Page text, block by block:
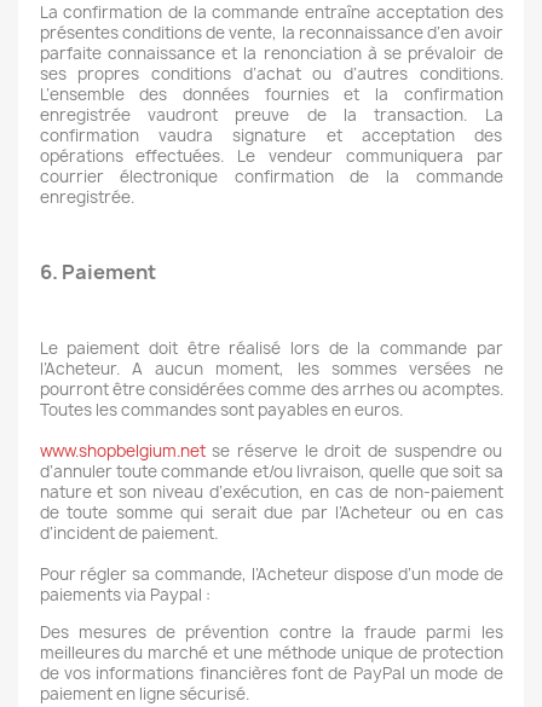
La confirmation de la commande entraîne acceptation des
présentes conditions de vente, la reconnaissance d’en avoir
parfaite connaissance et la renonciation à se prévaloir de
ses propres conditions d’achat ou d’autres conditions.
L’ensemble des données fournies et la confirmation
enregistrée vaudront preuve de la transaction. La
confirmation vaudra signature et acceptation des
opérations effectuées. Le vendeur communiquera par
courrier électronique confirmation de la commande
enregistrée.
6. Paiement
Le paiement doit être réalisé lors de la commande par
l’Acheteur. A aucun moment, les sommes versées ne
pourront être considérées comme des arrhes ou acomptes.
Toutes les commandes sont payables en euros.
www.shopbelgium.netse réserve le droit de suspendre ou
d’annuler toute commande et/ou livraison, quelle que soit sa
nature et son niveau d’exécution, en cas de non-paiement
de toute somme qui serait due par l’Acheteur ou en cas
d’incident de paiement.
Pour régler sa commande, l’Acheteur dispose d’un mode de
paiements via Paypal :
Des mesures de prévention contre la fraude parmi les
meilleures du marché et une méthode unique de protection
de vos informations financières font de PayPal un mode de
paiement en ligne sécurisé.